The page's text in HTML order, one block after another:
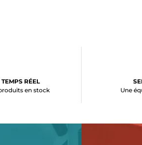
RÉEL
en stock
Une